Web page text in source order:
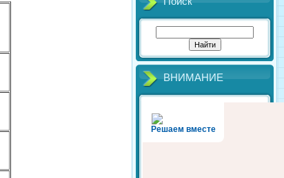
ВНИМАНИЕ
Решаем вместе